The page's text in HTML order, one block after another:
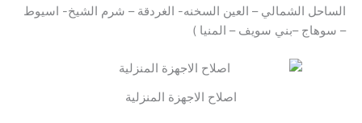
الساحل الشمالي – العين السخنه- الغردقة – شرم الشيخ- اسيوط
– سوهاج –بني سويف – المنيا )
اصلاح الاجهزة المنزلية